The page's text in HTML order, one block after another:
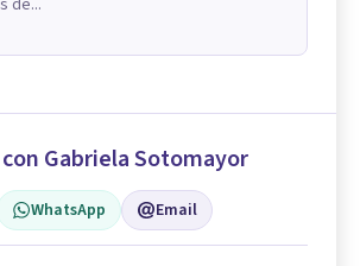
Gabriela Sotomayor
WhatsApp Email